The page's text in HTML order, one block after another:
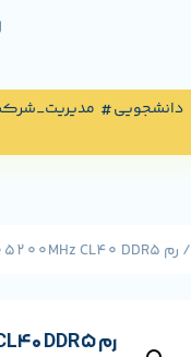
دانشجویی
/ رم Neo Forza Trinity RGB 32GB Single 5200MHz CL40 DDR5
رم Neo Forza Trinity RGB 32GB Single 5200MHz CL40 DDR5